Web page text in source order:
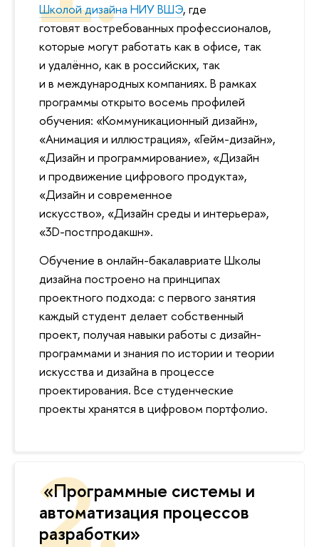
Школой дизайна НИУ ВШЭ, где
отовят востребованных профессионалов,
которые могут работать как в офисе, так
и удалённо, как в российских, так
и в международных компаниях. В рамках
программы открыто восемь профилей
обучения: «Коммуникационный дизайн»,
«Анимация и иллюстрация», «Гейм-дизайн»,
«Дизайн и программирование», «Дизайн
и продвижение цифрового продукта»,
«Дизайн и современное
искусство», «Дизайн среды и интерьера»,
«3D-постпродакшн».
Обучение в онлайн-бакалавриате Школы
дизайна построено на принципах
проектного подхода: с первого занятия
каждый студент делает собственный
проект, получая навыки работы с дизайн-
программами и знания по истории и теории
искусства и дизайна в процессе
проектирования. се студенческие
проекты хранятся в цифровом портфолио.
«Программные системы и
автоматизация процессо
разработки»